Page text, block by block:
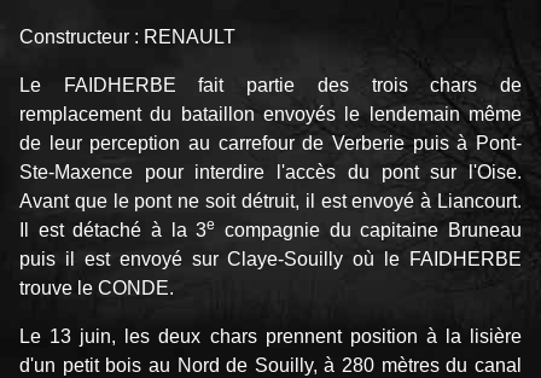
Constructeur : RENAULT
Le FAIDHERBE fait partie des trois chars de
remplacement du bataillon envoyés le lendemain même
de leur perception au carrefour de Verberie puis à Pont-
Ste-Maxence pour interdire l'accès du pont sur l'Oise.
Avant que le pont ne soit détruit, il est envoyé à Liancourt.
Il est détaché à la 3e
compagnie du capitaine Bruneau
puis il est envoyé sur Claye-Souilly où le FAIDHERBE
trouve le CONDE.
Le 13 juin, les deux chars prennent position à la lisière
d'un petit bois au Nord de Souilly, à 280 mètres du canal